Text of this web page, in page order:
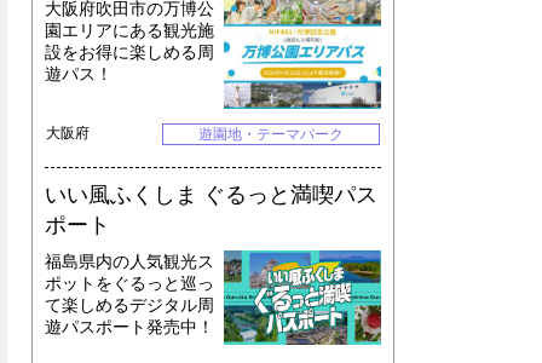
大阪府吹田市の万博公
園エリアにある観光施
設をお得に楽しめる周
遊パス！
大阪府 遊園地・テーマパーク
いい風ふくしま ぐるっと満喫パス
ポート
福島県内の人気観光ス
ポットをぐるっと巡っ
て楽しめるデジタル周
遊パスポート発売中！